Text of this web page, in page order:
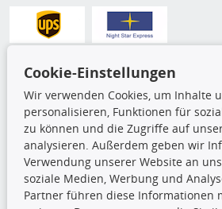
Die hier
insbesondere
Cookie-Einstellungen
Wir verwenden Cookies, um Inhalte
personalisieren, Funktionen für
zu können und die Zugriffe auf
analysieren. Außerdem geben wir
Verwendung unserer Website an
soziale Medien, Werbung und
Partner führen diese Informationen